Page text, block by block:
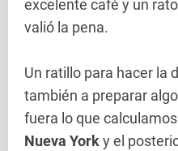
excelente café y un
valió la pena.
Un ratillo para hacer la
también a preparar
fuera lo que
Nueva Yorky el